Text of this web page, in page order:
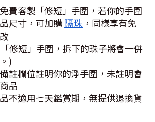
費客製「修短」手圍，若你的手圍
尺寸，可加購 隔珠 ，同樣享有免
修短」手圍，拆下的珠子將會一併
)
註欄位註明你的淨手圍，未註明會
品
不適用七天鑑賞期，無提供退換貨